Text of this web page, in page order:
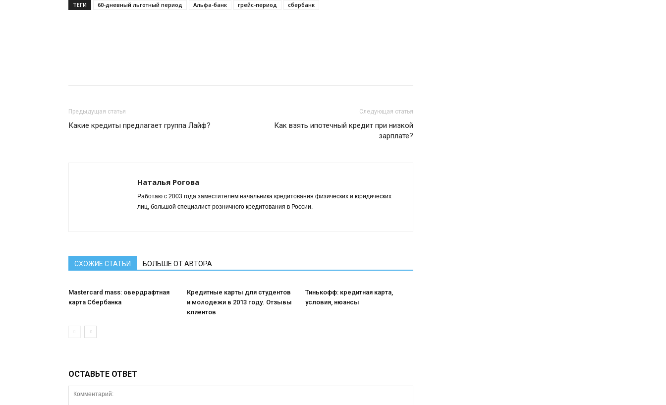
ТЕГИ 60-дневный льготный период Альфа-банк грейс-период сбербанк
Предыдущая статья
Какие кредиты предлагает группа Лайф?
Следующая статья
Как взять ипотечный кредит при низкой
зарплате?
Наталья Рогова
Работаю с 2003 года заместителем начальника кредитования физических и юридических
лиц, большой специалист розничного кредитования в России.
СХОЖИЕ СТАТЬИ БОЛЬШЕ ОТ АВТОРА
Мastercard mass: овердрафтная
карта Сбербанка
Кредитные карты для студентов
и молодежи в 2013 году. Отзывы
клиентов
Тинькофф: кредитная карта,
условия, нюансы
ОСТАВЬТЕ ОТВЕТ